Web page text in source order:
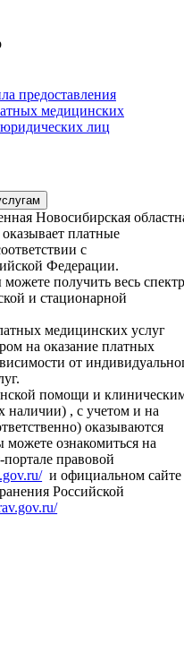
предоставления
медицинских
лиц
Новосибирская
платные
с
Федерации.
получить весь
и стационарной
медицинских услуг
на оказание платных
от
помощи и
наличии) , с учетом и на
оказываются
ознакомиться на
правовой
и официальном сайте
Российской